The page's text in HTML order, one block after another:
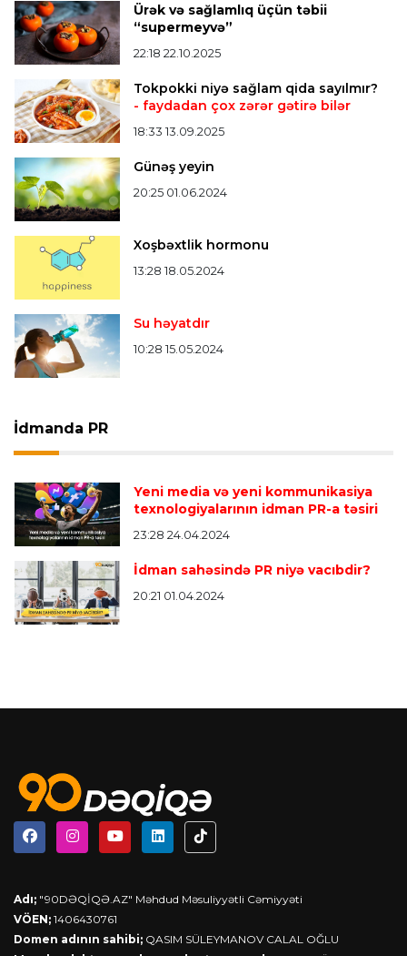
Ürək və sağlamlıq üçün təbii
“supermeyvə”
22:18 22.10.2025
Tokpokki niyə sağlam qida sayılmır?
- faydadan çox zərər gətirə bilər
18:33 13.09.2025
Günəş yeyin
20:25 01.06.2024
Xoşbəxtlik hormonu
13:28 18.05.2024
Su həyatdır
10:28 15.05.2024
İdmanda PR
Yeni media və yeni kommunikasiya
texnologiyalarının idman PR-a təsiri
23:28 24.04.2024
İdman sahəsində PR niyə vacıbdir?
20:21 01.04.2024
Adı; "90DƏQİQƏ.AZ" Məhdud Məsuliyyətli Cəmiyyəti
VÖEN; 1406430761
Domen adının sahibi; QASIM SÜLEYMANOV CALAL OĞLU